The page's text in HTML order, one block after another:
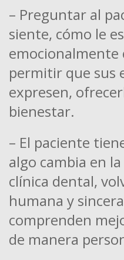
– Preguntar al
siente, cómo le
permitir que sus
expresen,
bienestar.
– El paciente
algo cambia en
clínica dental,
humana y
comprenden
de manera